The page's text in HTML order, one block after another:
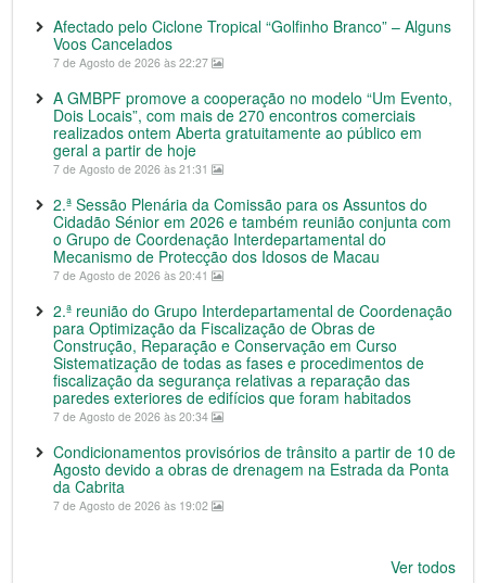
Afectado pelo Ciclone Tropical “Golfinho Branco” – Alguns
Voos Cancelados
7 de Agosto de 2026 às 22:27
A GMBPF promove a cooperação no modelo “Um Evento,
Dois Locais”, com mais de 270 encontros comerciais
realizados ontem Aberta gratuitamente ao público em
geral a partir de hoje
7 de Agosto de 2026 às 21:31
2.ª Sessão Plenária da Comissão para os Assuntos do
Cidadão Sénior em 2026 e também reunião conjunta com
o Grupo de Coordenação Interdepartamental do
Mecanismo de Protecção dos Idosos de Macau
7 de Agosto de 2026 às 20:41
2.ª reunião do Grupo Interdepartamental de Coordenação
para Optimização da Fiscalização de Obras de
Construção, Reparação e Conservação em Curso
Sistematização de todas as fases e procedimentos de
fiscalização da segurança relativas a reparação das
paredes exteriores de edifícios que foram habitados
7 de Agosto de 2026 às 20:34
Condicionamentos provisórios de trânsito a partir de 10 de
Agosto devido a obras de drenagem na Estrada da Ponta
da Cabrita
7 de Agosto de 2026 às 19:02
Ver todos